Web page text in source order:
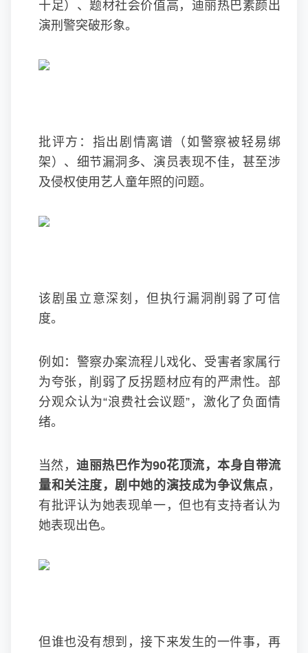
十足）、题材社会价值高，迪丽热巴素颜出
演刑警突破形象。
批评方：指出剧情离谱（如警察被轻易绑
架）、细节漏洞多、演员表现不佳，甚至涉
及侵权使用艺人童年照的问题。
该剧虽立意深刻，但执行漏洞削弱了可信
度。
例如：警察办案流程儿戏化、受害者家属行
为夸张，削弱了反拐题材应有的严肃性。部
分观众认为“浪费社会议题”，激化了负面情
绪。
当然，迪丽热巴作为90花顶流，本身自带流
量和关注度，剧中她的演技成为争议焦点 ，
有批评认为她表现单一，但也有支持者认为
她表现出色。
但谁也没有想到，接下来发生的一件事，再